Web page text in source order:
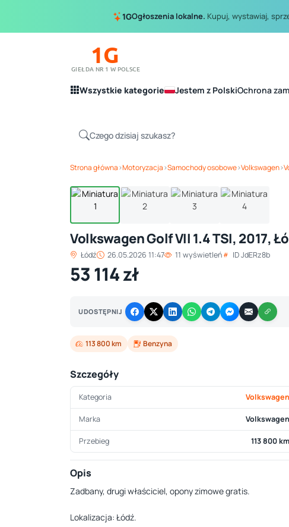
1GOgłoszenia lokalne. Kupuj, wystawiaj,
1G
GIEŁDA NR 1 W POLSCE
Wszystkie kategorie Jestem z PolskiOchrona
Strona główna›Motoryzacja›Samochody osobowe›Volkswagen›
Volkswagen Golf VII 1.4 TSI, 2017,
Łódź 26.05.2026 11:47 11 wyświetleń ID JdERz8b
53 114 zł
UDOSTĘPNIJ
113 800 km Benzyna
Szczegóły
Kategoria Volkswagen
Marka Volkswagen
Przebieg 113 800 km
Opis
Zadbany, drugi właściciel, opony zimowe gratis.
Lokalizacja: Łódź.